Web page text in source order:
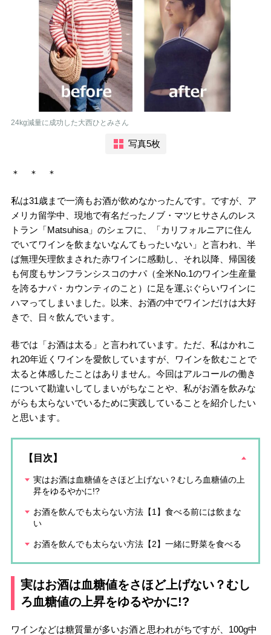
24kg減量に成功した大西ひとみさん
写真5枚
＊ ＊ ＊
私は31歳まで一滴もお酒が飲めなかったんです。ですが、ア
メリカ留学中、現地で有名だったノブ・マツヒサさんのレス
トラン「Matsuhisa」のシェフに、「カリフォルニアに住ん
でいてワインを飲まないなんてもったいない」と言われ、半
ば無理矢理飲まされた赤ワインに感動し、それ以降、帰国後
も何度もサンフランシスコのナパ（全米No.1のワイン生産量
を誇るナパ・カウンティのこと）に足を運ぶぐらいワインに
ハマってしまいました。以来、お酒の中でワインだけは大好
きで、日々飲んでいます。
巷では「お酒は太る」と言われています。ただ、私はかれこ
れ20年近くワインを愛飲していますが、ワインを飲むことで
太ると体感したことはありません。今回はアルコールの働き
について勘違いしてしまいがちなことや、私がお酒を飲みな
がらも太らないでいるために実践していることを紹介したい
と思います。
【目次】
実はお酒は血糖値をさほど上げない？むしろ血糖値の上
昇をゆるやかに!?
お酒を飲んでも太らない方法【1】食べる前には飲まな
い
お酒を飲んでも太らない方法【2】一緒に野菜を食べる
実はお酒は血糖値をさほど上げない？むし
ろ血糖値の上昇をゆるやかに!?
ワインなどは糖質量が多いお酒と思われがちですが、100g中